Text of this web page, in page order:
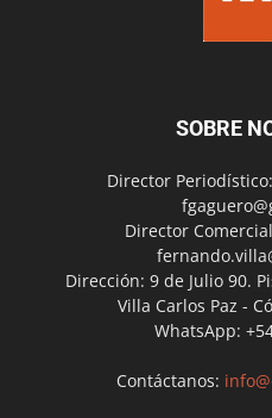
SOBRE
Director
Director
Dirección: 9 de Julio 90.
Villa Carlos Paz -
WhatsApp:
Contáctanos: